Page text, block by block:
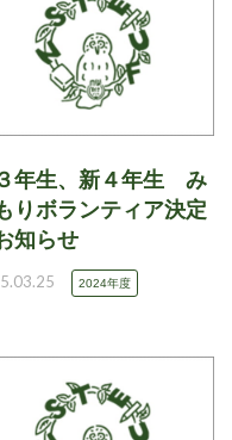
年生、新４年生 み
りボランティア決定
知らせ
2024年度